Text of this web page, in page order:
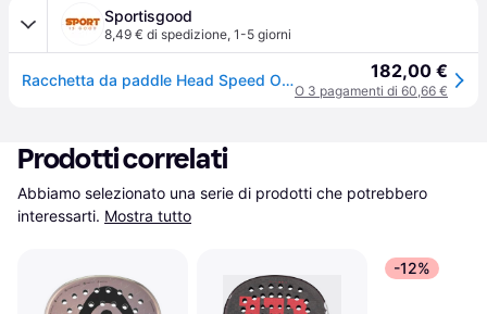
Sportisgood
8,49 € di spedizione, 1-5 giorni
Racchetta da paddle Head Speed One 2025 - Noir 182,00 €
O 3 pagamenti di 60,66 €
Prodotti correlati
Abbiamo selezionato una serie di prodotti che potrebbero
interessarti. Mostra tutto
-12%